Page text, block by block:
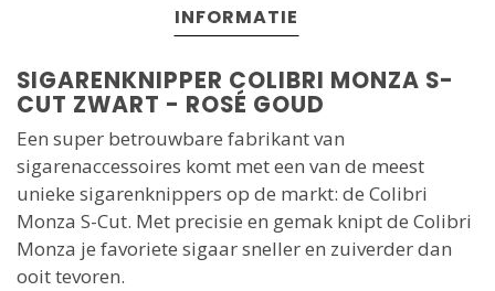
INFORMATIE
SIGARENKNIPPER COLIBRI MONZA S-
CUT ZWART - ROSÉ GOUD
Een super betrouwbare fabrikant van
sigarenaccessoires komt met een van de meest
unieke sigarenknippers op de markt: de Colibri
Monza S-Cut. Met precisie en gemak knipt de Colibri
Monza je favoriete sigaar sneller en zuiverder dan
ooit tevoren.